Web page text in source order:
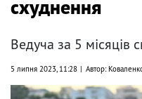
схуднення
Ведуча за 5 місяців
5 липня 2023, 11:28 Автор: